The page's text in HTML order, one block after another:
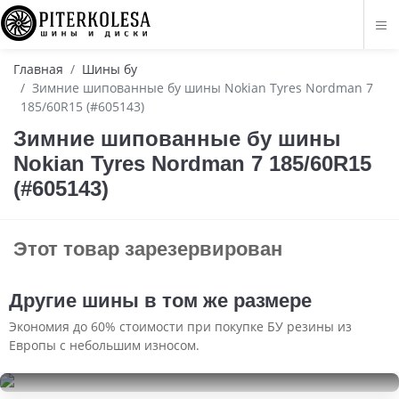
Главная
Шины бу
Зимние шипованные бу шины Nokian Tyres Nordman 7
185/60R15 (#605143)
Зимние шипованные бу шины
Nokian Tyres Nordman 7 185/60R15
(#605143)
Этот товар зарезервирован
Другие шины в том же размере
Экономия до 60% стоимости при покупке БУ резины из
Европы с небольшим износом.